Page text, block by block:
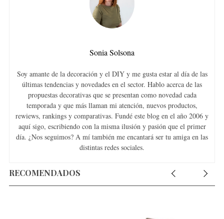
Sonia Solsona
Soy amante de la decoración y el DIY y me gusta estar al día de las
últimas tendencias y novedades en el sector. Hablo acerca de las
propuestas decorativas que se presentan como novedad cada
temporada y que más llaman mi atención, nuevos productos,
rewiews, rankings y comparativas. Fundé este blog en el año 2006 y
aquí sigo, escribiendo con la misma ilusión y pasión que el primer
día. ¿Nos seguimos? A mí también me encantará ser tu amiga en las
distintas redes sociales.
RECOMENDADOS